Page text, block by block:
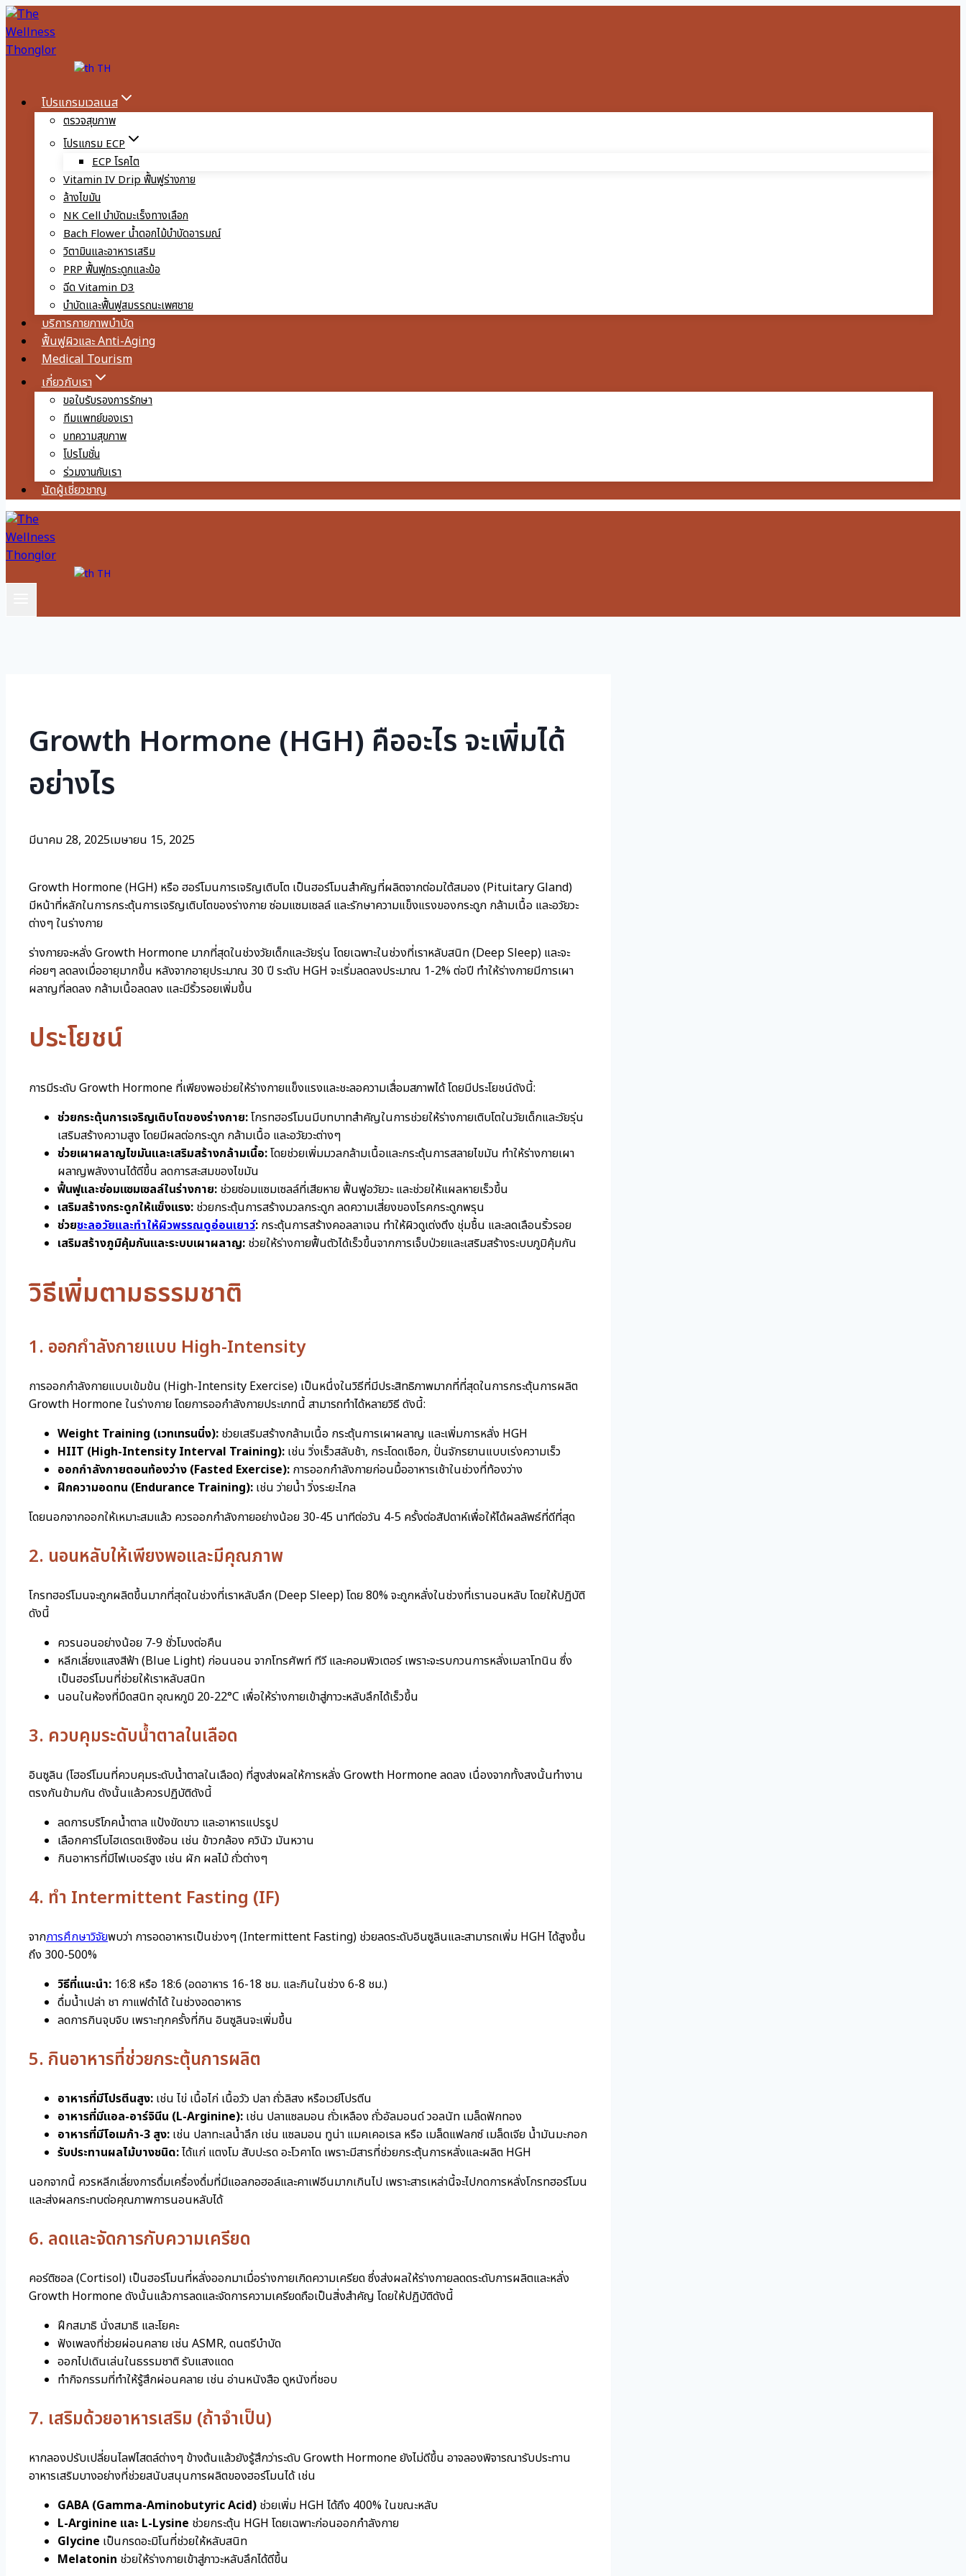
Skip
to
content
TH
โปรแกรมเวลเนส
ตรวจสุขภาพ
โปรแกรม ECP
ECP โรคไต
Vitamin IV Drip ฟื้นฟูร่างกาย
ล้างไขมัน
NK Cell บำบัดมะเร็งทางเลือก
Bach Flower น้ำดอกไม้บำบัดอารมณ์
วิตามินและอาหารเสริม
PRP ฟื้นฟูกระดูกและข้อ
ฉีด Vitamin D3
บำบัดและฟื้นฟูสมรรถนะเพศชาย
บริการกายภาพบำบัด
ฟื้นฟูผิวและ Anti-Aging
Medical Tourism
เกี่ยวกับเรา
ขอใบรับรองการรักษา
ทีมแพทย์ของเรา
บทความสุขภาพ
โปรโมชั่น
ร่วมงานกับเรา
นัดผู้เชี่ยวชาญ
TH
Growth Hormone (HGH) คืออะไร จะเพิ่มได้
อย่างไร
มีนาคม 28, 2025เมษายน 15, 2025
Growth Hormone (HGH) หรือ ฮอร์โมนการเจริญเติบโต เป็นฮอร์โมนสำคัญที่ผลิตจากต่อมใต้สมอง (Pituitary Gland)
มีหน้าที่หลักในการกระตุ้นการเจริญเติบโตของร่างกาย ซ่อมแซมเซลล์ และรักษาความแข็งแรงของกระดูก กล้ามเนื้อ และอวัยวะ
ต่างๆ ในร่างกาย
ร่างกายจะหลั่ง Growth Hormone มากที่สุดในช่วงวัยเด็กและวัยรุ่น โดยเฉพาะในช่วงที่เราหลับสนิท (Deep Sleep) และจะ
ค่อยๆ ลดลงเมื่ออายุมากขึ้น หลังจากอายุประมาณ 30 ปี ระดับ HGH จะเริ่มลดลงประมาณ 1-2% ต่อปี ทำให้ร่างกายมีการเผา
ผลาญที่ลดลง กล้ามเนื้อลดลง และมีริ้วรอยเพิ่มขึ้น
ประโยชน์
การมีระดับ Growth Hormone ที่เพียงพอช่วยให้ร่างกายแข็งแรงและชะลอความเสื่อมสภาพได้ โดยมีประโยชน์ดังนี้:
ช่วยกระตุ้นการเจริญเติบโตของร่างกาย:โกรทฮอร์โมนมีบทบาทสำคัญในการช่วยให้ร่างกายเติบโตในวัยเด็กและวัยรุ่น
เสริมสร้างความสูง โดยมีผลต่อกระดูก กล้ามเนื้อ และอวัยวะต่างๆ
ช่วยเผาผลาญไขมันและเสริมสร้างกล้ามเนื้อ:โดยช่วยเพิ่มมวลกล้ามเนื้อและกระตุ้นการสลายไขมัน ทำให้ร่างกายเผา
ผลาญพลังงานได้ดีขึ้น ลดการสะสมของไขมัน
ฟื้นฟูและซ่อมแซมเซลล์ในร่างกาย: ช่วยซ่อมแซมเซลล์ที่เสียหาย ฟื้นฟูอวัยวะ และช่วยให้แผลหายเร็วขึ้น
เสริมสร้างกระดูกให้แข็งแรง: ช่วยกระตุ้นการสร้างมวลกระดูก ลดความเสี่ยงของโรคกระดูกพรุน
ช่วยชะลอวัยและทำให้ผิวพรรณดูอ่อนเยาว์: กระตุ้นการสร้างคอลลาเจน ทำให้ผิวดูเต่งตึง ชุ่มชื้น และลดเลือนริ้วรอย
เสริมสร้างภูมิคุ้มกันและระบบเผาผลาญ: ช่วยให้ร่างกายฟื้นตัวได้เร็วขึ้นจากการเจ็บป่วยและเสริมสร้างระบบภูมิคุ้มกัน
วิธีเพิ่มตามธรรมชาติ
1. ออกกำลังกายแบบ High-Intensity
การออกกำลังกายแบบเข้มข้น (High-Intensity Exercise) เป็นหนึ่งในวิธีที่มีประสิทธิภาพมากที่ที่สุดในการกระตุ้นการผลิต
Growth Hormone ในร่างกาย โดยการออกำลังกายประเภทนี้ สามารถทำได้หลายวิธี ดังนี้:
Weight Training (เวทเทรนนิ่ง): ช่วยเสริมสร้างกล้ามเนื้อ กระตุ้นการเผาผลาญ และเพิ่มการหลั่ง HGH
HIIT (High-Intensity Interval Training): เช่น วิ่งเร็วสลับช้า, กระโดดเชือก, ปั่นจักรยานแบบเร่งความเร็ว
ออกกำลังกายตอนท้องว่าง (Fasted Exercise): การออกกำลังกายก่อนมื้ออาหารเช้าในช่วงที่ท้องว่าง
ฝึกความอดทน (Endurance Training): เช่น ว่ายน้ำ วิ่งระยะไกล
โดยนอกจากออกให้เหมาะสมแล้ว ควรออกกำลังกายอย่างน้อย 30-45 นาทีต่อวัน 4-5 ครั้งต่อสัปดาห์เพื่อให้ได้ผลลัพธ์ที่ดีที่สุด
2. นอนหลับให้เพียงพอและมีคุณภาพ
โกรทฮอร์โมนจะถูกผลิตขึ้นมากที่สุดในช่วงที่เราหลับลึก (Deep Sleep) โดย 80% จะถูกหลั่งในช่วงที่เรานอนหลับ โดยให้ปฏิบัติ
ดังนี้
ควรนอนอย่างน้อย 7-9 ชั่วโมงต่อคืน
หลีกเลี่ยงแสงสีฟ้า (Blue Light) ก่อนนอน จากโทรศัพท์ ทีวี และคอมพิวเตอร์ เพราะจะรบกวนการหลั่งเมลาโทนิน ซึ่ง
เป็นฮอร์โมนที่ช่วยให้เราหลับสนิท
นอนในห้องที่มืดสนิท อุณหภูมิ 20-22°C เพื่อให้ร่างกายเข้าสู่ภาวะหลับลึกได้เร็วขึ้น
3. ควบคุมระดับน้ำตาลในเลือด
อินซูลิน (โฮอร์โมนที่ควบคุมระดับน้ำตาลในเลือด) ที่สูงส่งผลให้การหลั่ง Growth Hormone ลดลง เนื่องจากทั้งสงนั้นทำงาน
ตรงกันข้ามกัน ดังนั้นแล้วควรปฏิบัติดังนี้
ลดการบริโภคน้ำตาล แป้งขัดขาว และอาหารแปรรูป
เลือกคาร์โบไฮเดรตเชิงซ้อน เช่น ข้าวกล้อง ควินัว มันหวาน
กินอาหารที่มีไฟเบอร์สูง เช่น ผัก ผลไม้ ถั่วต่างๆ
4. ทำ Intermittent Fasting (IF)
จากการศึกษาวิจัยพบว่า การอดอาหารเป็นช่วงๆ (Intermittent Fasting) ช่วยลดระดับอินซูลินและสามารถเพิ่ม HGH ได้สูงขึ้น
ถึง 300-500%
วิธีที่แนะนำ: 16:8 หรือ 18:6 (อดอาหาร 16-18 ชม. และกินในช่วง 6-8 ชม.)
ดื่มน้ำเปล่า ชา กาแฟดำได้ ในช่วงอดอาหาร
ลดการกินจุบจิบ เพราะทุกครั้งที่กิน อินซูลินจะเพิ่มขึ้น
5. กินอาหารที่ช่วยกระตุ้นการผลิต
อาหารที่มีโปรตีนสูง: เช่น ไข่ เนื้อไก่ เนื้อวัว ปลา ถั่วลิสง หรือเวย์โปรตีน
อาหารที่มีแอล-อาร์จินีน (L-Arginine): เช่น ปลาแซลมอน ถั่วเหลือง ถั่วอัลมอนด์ วอลนัท เมล็ดฟักทอง
อาหารที่มีโอเมก้า-3 สูง: เช่น ปลาทะเลน้ำลึก เช่น แซลมอน ทูน่า แมคเคอเรล หรือ เมล็ดแฟลกซ์ เมล็ดเจีย น้ำมันมะกอก
รับประทานผลไม้บางชนิด:ได้แก่ แตงโม สับปะรด อะโวคาโด เพราะมีสารที่ช่วยกระตุ้นการหลั่งและผลิต HGH
นอกจากนี้ ควรหลีกเลี่ยงการดื่มเครื่องดื่มที่มีแอลกอฮอล์และคาเฟอีนมากเกินไป เพราะสารเหล่านี้จะไปกดการหลั่งโกรทฮอร์โมน
และส่งผลกระทบต่อคุณภาพการนอนหลับได้
6. ลดและจัดการกับความเครียด
คอร์ติซอล (Cortisol) เป็นฮอร์โมนที่หลั่งออกมาเมื่อร่างกายเกิดความเครียด ซึ่งส่งผลให้ร่างกายลดดระดับการผลิตและหลั่ง
Growth Hormone ดังนั้นแล้วการลดและจัดการความเครียดถือเป็นสิ่งสำคัญ โดยให้ปฏิบัติดังนี้
ฝึกสมาธิ นั่งสมาธิ และโยคะ
ฟังเพลงที่ช่วยผ่อนคลาย เช่น ASMR, ดนตรีบำบัด
ออกไปเดินเล่นในธรรมชาติ รับแสงแดด
ทำกิจกรรมที่ทำให้รู้สึกผ่อนคลาย เช่น อ่านหนังสือ ดูหนังที่ชอบ
7. เสริมด้วยอาหารเสริม (ถ้าจำเป็น)
หากลองปรับเปลี่ยนไลฟไสตล์ต่างๆ ข้างต้นแล้วยังรู้สึกว่าระดับ Growth Hormone ยังไม่ดีขึ้น อาจลองพิจารณารับประทาน
อาหารเสริมบางอย่างที่ช่วยสนับสนุนการผลิตของฮอร์โมนได้ เช่น
GABA (Gamma-Aminobutyric Acid) ช่วยเพิ่ม HGH ได้ถึง 400% ในขณะหลับ
L-Arginine และ L-Lysine ช่วยกระตุ้น HGH โดยเฉพาะก่อนออกกำลังกาย
Glycine เป็นกรดอะมิโนที่ช่วยให้หลับสนิท
Melatonin ช่วยให้ร่างกายเข้าสู่ภาวะหลับลึกได้ดีขึ้น